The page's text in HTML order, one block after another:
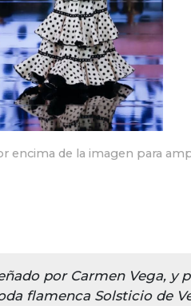
encima de la imagen para
por Carmen Vega, y
flamenca Solsticio de